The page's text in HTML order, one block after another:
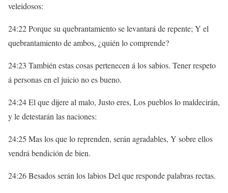
veleidosos:
24:22 Porque su quebrantamiento se levantará de repente; Y el
quebrantamiento de ambos, ¿quién lo comprende?
24:23 También estas cosas pertenecen á los sabios. Tener respeto
á personas en el juicio no es bueno.
24:24 El que dijere al malo, Justo eres, Los pueblos lo maldecirán,
y le detestarán las naciones:
24:25 Mas los que lo reprenden, serán agradables, Y sobre ellos
vendrá bendición de bien.
24:26 Besados serán los labios Del que responde palabras rectas.